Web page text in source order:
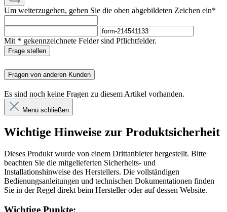
Um weiterzugehen, geben Sie die oben abgebildeten Zeichen ein*
Mit * gekennzeichnete Felder sind Pflichtfelder.
Frage stellen
Fragen von anderen Kunden
Es sind noch keine Fragen zu diesem Artikel vorhanden.
Menü schließen
Wichtige Hinweise zur Produktsicherheit
Dieses Produkt wurde von einem Drittanbieter hergestellt. Bitte
beachten Sie die mitgelieferten Sicherheits- und
Installationshinweise des Herstellers. Die vollständigen
Bedienungsanleitungen und technischen Dokumentationen finden
Sie in der Regel direkt beim Hersteller oder auf dessen Website.
Wichtige Punkte: